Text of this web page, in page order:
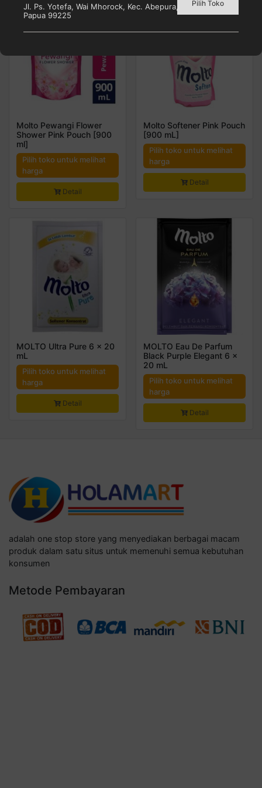
Molto Pewangi Flower
Shower Pink Pouch [900
ml]
Pilih toko untuk melihat
harga
Detail
Molto Softener Pink Pouch
[900 mL]
Pilih toko untuk melihat
harga
Detail
MOLTO Ultra Pure 6 x 20
mL
Pilih toko untuk melihat
harga
Detail
MOLTO Eau De Parfum
Black Purple Elegant 6 x
20 mL
Pilih toko untuk melihat
harga
Detail
adalah one stop store yang menyediakan berbagai macam
produk dalam satu situs untuk memenuhi semua kebutuhan
konsumen
Metode Pembayaran
Jl. Ps. Yotefa, Wai Mhorock, Kec. Abepura, Kota Jayapura,
Papua 99225
Pilih Toko